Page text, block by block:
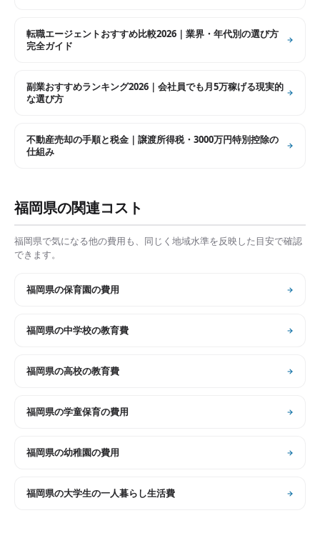
転職エージェントおすすめ比較2026｜業界・年代別の選び方
完全ガイド
副業おすすめランキング2026｜会社員でも月5万稼げる現実的
な選び方
不動産売却の手順と税金｜譲渡所得税・3000万円特別控除の
仕組み
福岡県の関連コスト
福岡県で気になる他の費用も、同じく地域水準を反映した目安で確認
できます。
福岡県の保育園の費用
福岡県の中学校の教育費
福岡県の高校の教育費
福岡県の学童保育の費用
福岡県の幼稚園の費用
福岡県の大学生の一人暮らし生活費